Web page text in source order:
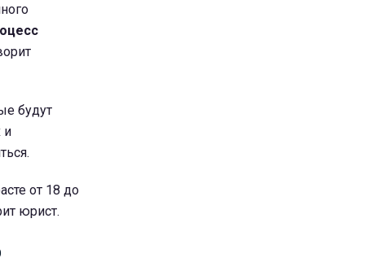
будут
и
от 18 до
юрист.